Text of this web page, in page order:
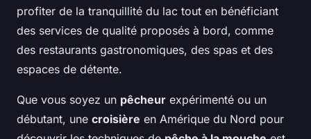
profiter de la tranquillité du lac tout en bénéficiant
des services de qualité proposés à bord, comme
des restaurants gastronomiques, des spas et des
espaces de détente.
Que vous soyez un pêcheur expérimenté ou un
débutant, une croisière en Amérique du Nord pour